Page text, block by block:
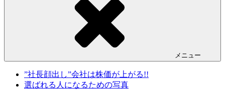
メニュー
”社長顔出し”会社は株価が上がる!!
選ばれる人になるための写真